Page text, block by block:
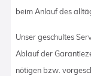
beim Anlauf des
Unser geschultes
Ablauf der
nötigen bzw.